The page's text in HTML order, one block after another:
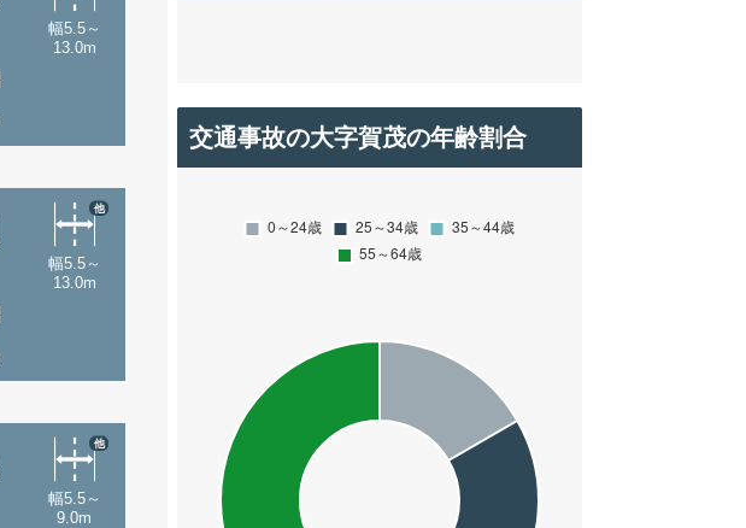
幅5.5～
13.0m
幅5.5～
13.0m
他
幅5.5～
9.0m
他
交通事故の大字賀茂の年齢割合